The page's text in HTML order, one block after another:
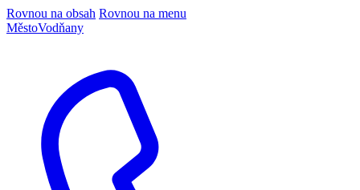
Rovnou na obsah Rovnou na menu
MěstoVodňany